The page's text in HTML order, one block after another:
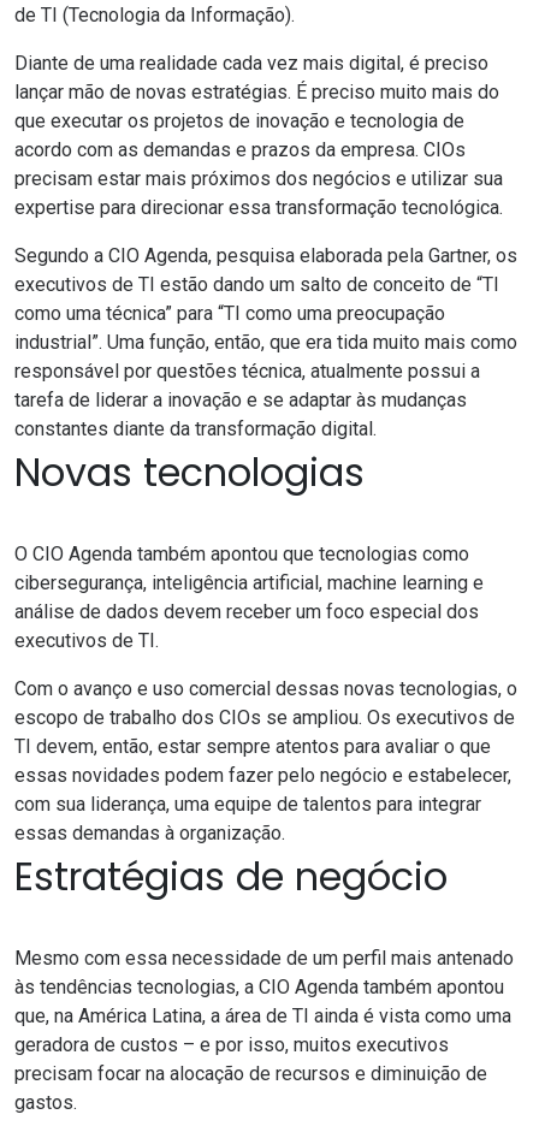
de TI (Tecnologia da Informação).
Diante de uma realidade cada vez mais digital, é preciso
lançar mão de novas estratégias. É preciso muito mais do
que executar os projetos de inovação e tecnologia de
acordo com as demandas e prazos da empresa. CIOs
precisam estar mais próximos dos negócios e utilizar sua
expertise para direcionar essa transformação tecnológica.
Segundo a CIO Agenda, pesquisa elaborada pela Gartner, os
executivos de TI estão dando um salto de conceito de “TI
como uma técnica” para “TI como uma preocupação
industrial”. Uma função, então, que era tida muito mais como
responsável por questões técnica, atualmente possui a
tarefa de liderar a inovação e se adaptar às mudanças
constantes diante da transformação digital.
Novas tecnologias
O CIO Agenda também apontou que tecnologias como
cibersegurança, inteligência artificial, machine learning e
análise de dados devem receber um foco especial dos
executivos de TI.
Com o avanço e uso comercial dessas novas tecnologias, o
escopo de trabalho dos CIOs se ampliou. Os executivos de
TI devem, então, estar sempre atentos para avaliar o que
essas novidades podem fazer pelo negócio e estabelecer,
com sua liderança, uma equipe de talentos para integrar
essas demandas à organização.
Estratégias de negócio
Mesmo com essa necessidade de um perfil mais antenado
às tendências tecnologias, a CIO Agenda também apontou
que, na América Latina, a área de TI ainda é vista como uma
geradora de custos – e por isso, muitos executivos
precisam focar na alocação de recursos e diminuição de
gastos.